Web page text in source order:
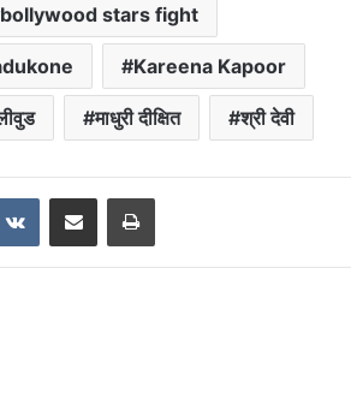
bollywood stars fight
Kareena Kapoor
माधुरी दीक्षित श्री देवी
VKontakteShare via Email Print